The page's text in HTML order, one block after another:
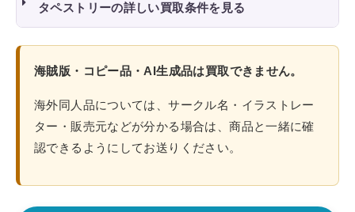
タペストリーの詳しい買取条件を見る
海賊版・コピー品・AI生成品は買取できません。
海外同人品については、サークル名・イラストレー
ター・販売元などが分かる場合は、商品と一緒に確
認できるようにしてお送りください。